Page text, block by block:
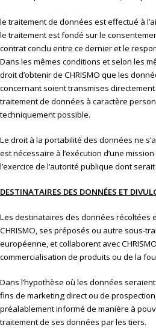
le traitement de données est effectué à
le traitement est fondé sur le
contrat conclu entre ce dernier et le
Dans les mêmes conditions et selon les
droit d’obtenir de CHRISMO que les
concernant soient transmises
traitement de données à caractère
techniquement possible.
Le droit à la portabilité des données ne
est nécessaire à l’exécution d’une
l’exercice de l’autorité publique dont
DESTINATAIRES DES DONNÉES ET
Les destinataires des données récoltées
CHRISMO, ses préposés ou autre sous-
européenne, et collaborent avec
commercialisation de produits ou de la
Dans l’hypothèse où les données
fins de marketing direct ou de
préalablement informé de manière à
traitement de ses données par les tiers.